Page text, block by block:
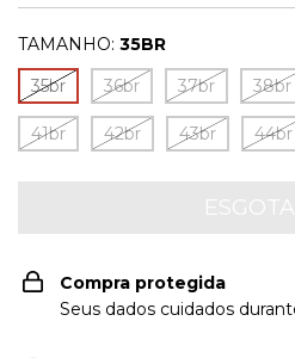
TAMANHO: 35BR
35br
36br 37br 38br
41br 42br 43br 44br
Compra protegida
Seus dados cuidados